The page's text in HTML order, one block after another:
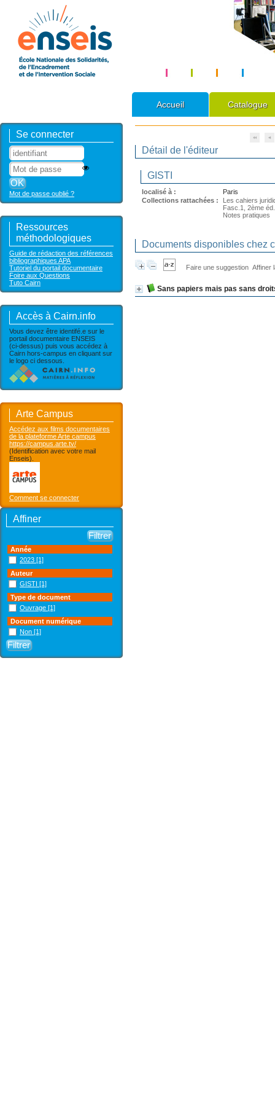
Accueil Catalogue
Se connecter
Mot de passe oublié ?
Ressources
méthodologiques
Guide de rédaction des références
bibliographiques APA
Tutoriel du portail documentaire
Foire aux Questions
Tuto Cairn
Accès à Cairn.info
Vous devez être identifé.e sur le
portail documentaire ENSEIS
(ci-dessus) puis vous accédez à
Cairn hors-campus en cliquant sur
le logo ci dessous.
Arte Campus
Accédez aux films documentaires
de la plateforme Arte campus
https://campus.arte.tv/
(Identification avec votre mail
Enseis).
Comment se connecter
Affiner
Année
2023 [1]
Auteur
GISTI [1]
Type de document
Ouvrage [1]
Document numérique
Non [1]
Détail de l'éditeur
GISTI
localisé à :
Paris
Collections rattachées :
Les cahiers
Fasc.1, 2ème éd.
Notes pratiques
Documents disponibles chez
Faire une suggestion Affiner
Sans papiers mais pas sans